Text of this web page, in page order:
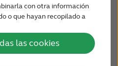
con otra información
o que hayan recopilado a
las cookies
año! 2015, del 25
en San Antonio, EE.
de 2,4 GHz: la
ReSound LiNX2 ™, la